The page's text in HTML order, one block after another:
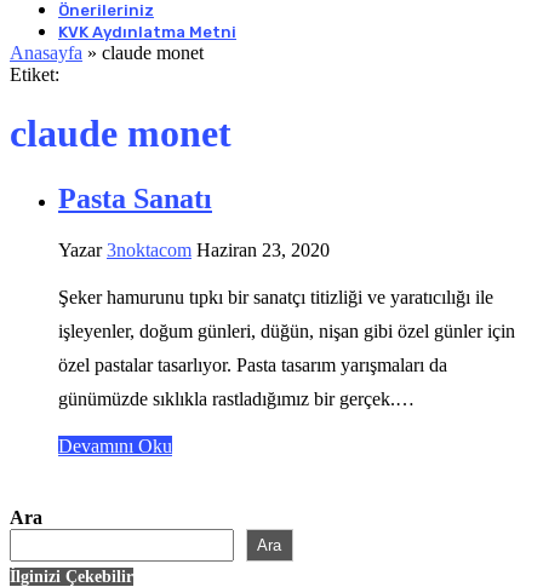
Önerileriniz
KVK Aydınlatma Metni
Anasayfa » claude monet
Etiket:
claude monet
Pasta Sanatı
Yazar3noktacom Haziran 23, 2020
Şeker hamurunu tıpkı bir sanatçı titizliği ve yaratıcılığı ile
işleyenler, doğum günleri, düğün, nişan gibi özel günler için
özel pastalar tasarlıyor. Pasta tasarım yarışmaları da
günümüzde sıklıkla rastladığımız bir gerçek.…
Devamını Oku
Ara
Ara
İlginizi Çekebilir